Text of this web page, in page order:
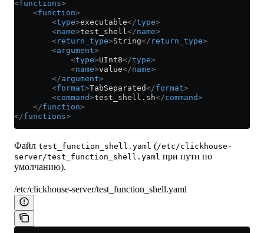
<functions>
    <
function>
        <
type>executable</type>
        <
name>test_shell </name>
        <
return_type>String</ return_type>
        <
argument>
            <
type>UInt8</type>
            <
name>value</name>
        </
argument>
        <
format>TabSeparated</format>
        <
command>test_shell.sh</command>
    </
function>
</functions>
Файл test_function_shell.yaml (/etc/clickhouse-
server/test_function_shell.yaml при пути по
умолчанию).
/etc/clickhouse-server/test_function_shell.yaml